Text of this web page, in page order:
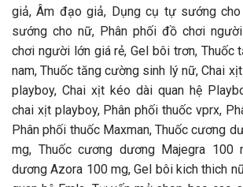
giả, Âm đạo giả, Dụng cụ tự sướng
sướng cho nữ, Phân phối đồ chơi
chơi người lớn giá rẻ, Gel bôi trơn, Thuốc
nam, Thuốc tăng cường sinh lý nữ, Chai
playboy, Chai xịt kéo dài quan hệ
chai xịt playboy, Phân phối thuốc vprx,
Phân phối thuốc Maxman, Thuốc cương
mg, Thuốc cương dương Majegra 100
dương Azora 100 mg, Gel bôi kich thich